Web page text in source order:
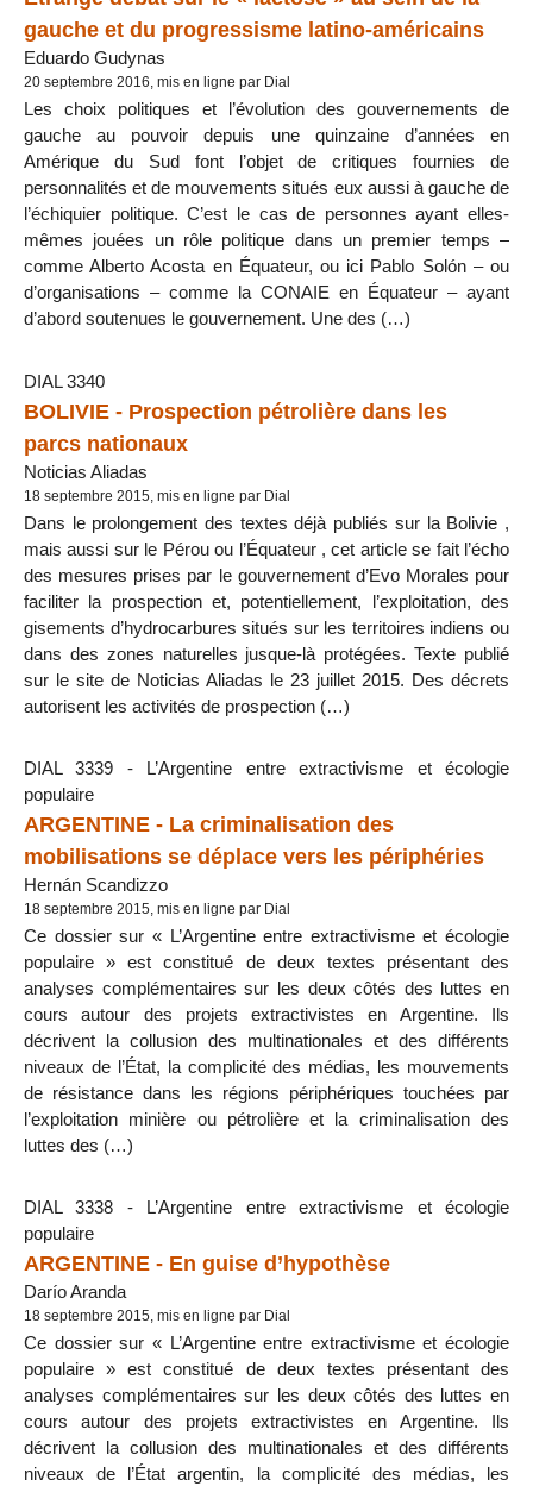
gauche et du progressisme latino-américains
Eduardo Gudynas
20 septembre 2016, mis en ligne par Dial
Les choix politiques et l’évolution des gouvernements de
gauche au pouvoir depuis une quinzaine d’années en
Amérique du Sud font l’objet de critiques fournies de
personnalités et de mouvements situés eux aussi à gauche de
l’échiquier politique. C’est le cas de personnes ayant elles-
mêmes jouées un rôle politique dans un premier temps –
comme Alberto Acosta en Équateur, ou ici Pablo Solón – ou
d’organisations – comme la CONAIE en Équateur – ayant
d’abord soutenues le gouvernement. Une des (…)
DIAL 3340
BOLIVIE - Prospection pétrolière dans les
parcs nationaux
Noticias Aliadas
18 septembre 2015, mis en ligne par Dial
Dans le prolongement des textes déjà publiés sur la Bolivie ,
mais aussi sur le Pérou ou l’Équateur , cet article se fait l’écho
des mesures prises par le gouvernement d’Evo Morales pour
faciliter la prospection et, potentiellement, l’exploitation, des
gisements d’hydrocarbures situés sur les territoires indiens ou
dans des zones naturelles jusque-là protégées. Texte publié
sur le site de Noticias Aliadas le 23 juillet 2015. Des décrets
autorisent les activités de prospection (…)
DIAL 3339 - L’Argentine entre extractivisme et écologie
populaire
ARGENTINE - La criminalisation des
mobilisations se déplace vers les périphéries
Hernán Scandizzo
18 septembre 2015, mis en ligne par Dial
Ce dossier sur « L’Argentine entre extractivisme et écologie
populaire » est constitué de deux textes présentant des
analyses complémentaires sur les deux côtés des luttes en
cours autour des projets extractivistes en Argentine. Ils
décrivent la collusion des multinationales et des différents
niveaux de l’État, la complicité des médias, les mouvements
de résistance dans les régions périphériques touchées par
l’exploitation minière ou pétrolière et la criminalisation des
luttes des (…)
DIAL 3338 - L’Argentine entre extractivisme et écologie
populaire
ARGENTINE - En guise d’hypothèse
Darío Aranda
18 septembre 2015, mis en ligne par Dial
Ce dossier sur « L’Argentine entre extractivisme et écologie
populaire » est constitué de deux textes présentant des
analyses complémentaires sur les deux côtés des luttes en
cours autour des projets extractivistes en Argentine. Ils
décrivent la collusion des multinationales et des différents
niveaux de l’État argentin, la complicité des médias, les